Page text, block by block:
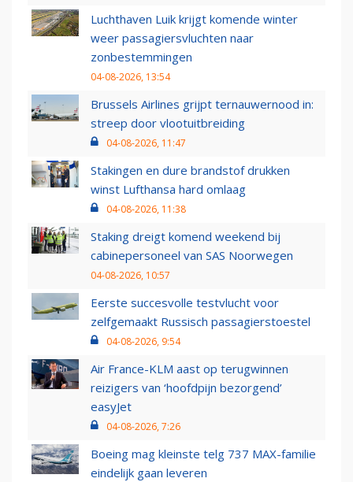
Luchthaven Luik krijgt komende winter
weer passagiersvluchten naar
zonbestemmingen
04-08-2026, 13:54
Brussels Airlines grijpt ternauwernood in:
streep door vlootuitbreiding
04-08-2026, 11:47
Stakingen en dure brandstof drukken
winst Lufthansa hard omlaag
04-08-2026, 11:38
Staking dreigt komend weekend bij
cabinepersoneel van SAS Noorwegen
04-08-2026, 10:57
Eerste succesvolle testvlucht voor
zelfgemaakt Russisch passagierstoestel
04-08-2026, 9:54
Air France-KLM aast op terugwinnen
reizigers van ‘hoofdpijn bezorgend’
easyJet
04-08-2026, 7:26
Boeing mag kleinste telg 737 MAX-familie
eindelijk gaan leveren